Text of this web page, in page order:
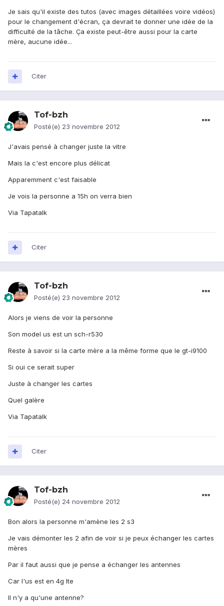
Je sais qu'il existe des tutos (avec images détaillées voire vidéos)
pour le changement d'écran, ça devrait te donner une idée de la
difficulté de la tâche. Ça existe peut-être aussi pour la carte
mère, aucune idée...
Citer
Tof-bzh
Posté(e) 23 novembre 2012
J'avais pensé à changer juste la vitre
Mais la c'est encore plus délicat
Apparemment c'est faisable
Je vois la personne a 15h on verra bien
Via Tapatalk
Citer
Tof-bzh
Posté(e) 23 novembre 2012
Alors je viens de voir la personne
Son model us est un sch-r530
Reste à savoir si la carte mère a la même forme que le gt-i9100
Si oui ce serait super
Juste à changer les cartes
Quel galère
Via Tapatalk
Citer
Tof-bzh
Posté(e) 24 novembre 2012
Bon alors la personne m'amène les 2 s3
Je vais démonter les 2 afin de voir si je peux échanger les cartes
mères
Par il faut aussi que je pense a échanger les antennes
Car l'us est en 4g lte
Il n'y a qu'une antenne?